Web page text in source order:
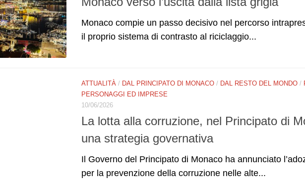
Monaco compie un passo decisivo nel percorso
il proprio sistema di contrasto al riciclaggio...
ATTUALITÀ / DAL PRINCIPATO DI MONACO / DAL RESTO DEL MONDO /
PERSONAGGI ED IMPRESE
10/06/2026
La lotta alla corruzione, nel Principato di
una strategia governativa
Il Governo del Principato di Monaco ha annunciato
per la prevenzione della corruzione nelle alte...